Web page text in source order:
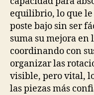
equilibrio, lo que
poste bajo sin ser
suma su mejora
coordinando con
organizar las
visible, pero vital,
las piezas más